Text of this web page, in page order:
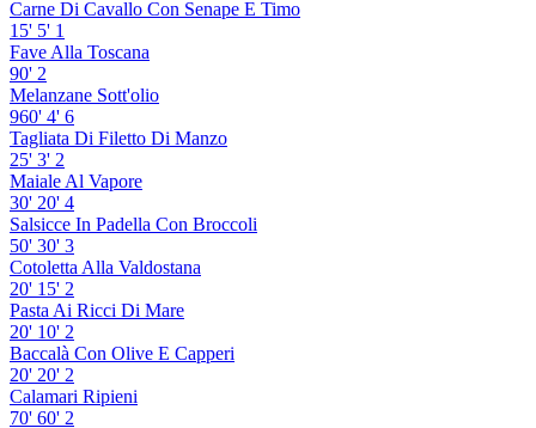
Carne Di Cavallo Con Senape E Timo
15' 5' 1
Fave Alla Toscana
90' 2
Melanzane Sott'olio
960' 4' 6
Tagliata Di Filetto Di Manzo
25' 3' 2
Maiale Al Vapore
30' 20' 4
Salsicce In Padella Con Broccoli
50' 30' 3
Cotoletta Alla Valdostana
20' 15' 2
Pasta Ai Ricci Di Mare
20' 10' 2
Baccalà Con Olive E Capperi
20' 20' 2
Calamari Ripieni
70' 60' 2